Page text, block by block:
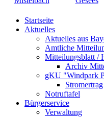
Startseite
Aktuelles
Aktuelles aus
Amtliche
Mitteilungsblatt /
Archiv
gKU "Windpark
Stromertrag
Notruftafel
Bürgerservice
Verwaltung